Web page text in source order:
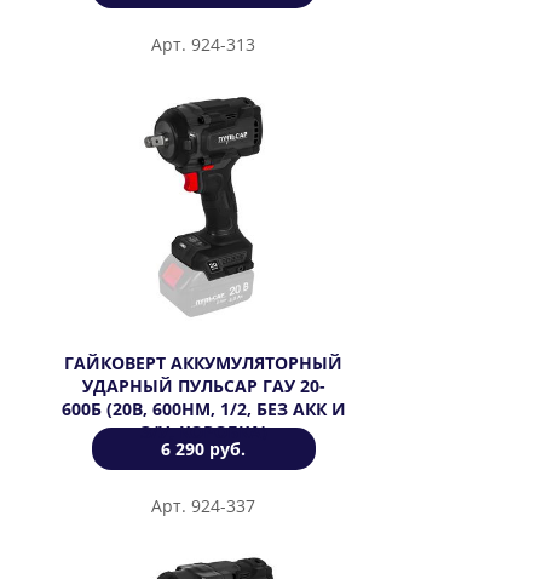
Арт. 924-313
ГАЙКОВЕРТ АККУМУЛЯТОРНЫЙ
УДАРНЫЙ ПУЛЬСАР ГАУ 20-
600Б (20В, 600HМ, 1/2, БЕЗ АКК И
З/У, КОРОБКА)
6 290 руб.
Арт. 924-337